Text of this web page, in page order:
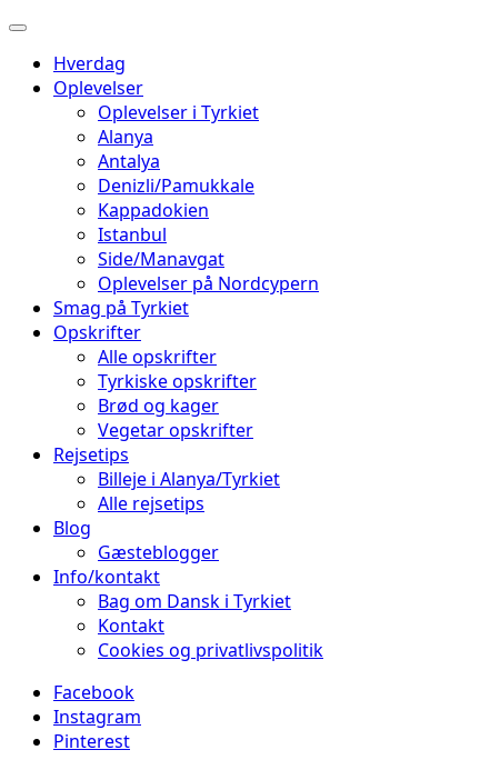
Hverdag
Oplevelser
Oplevelser i Tyrkiet
Alanya
Antalya
Denizli/Pamukkale
Kappadokien
Istanbul
Side/Manavgat
Oplevelser på Nordcypern
Smag på Tyrkiet
Opskrifter
Alle opskrifter
Tyrkiske opskrifter
Brød og kager
Vegetar opskrifter
Rejsetips
Billeje i Alanya/Tyrkiet
Alle rejsetips
Blog
Gæsteblogger
Info/kontakt
Bag om Dansk i Tyrkiet
Kontakt
Cookies og privatlivspolitik
Facebook
Instagram
Pinterest